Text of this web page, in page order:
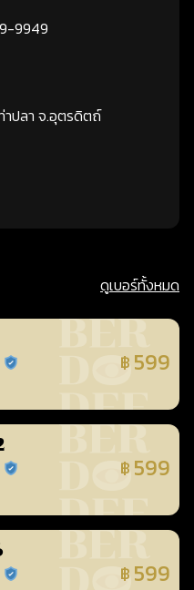
9949
ปลา จ.อุตรดิตถ์
ดูเบอร์ทั้งหมด
ร้านยืนยันแล้ว ฿ 599
ร้านยืนยันแล้ว ฿ 599
ร้านยืนยันแล้ว ฿ 599